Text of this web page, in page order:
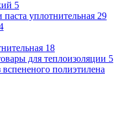
5
уплотнительная 29
18
для теплоизоляции 5
полиэтилена